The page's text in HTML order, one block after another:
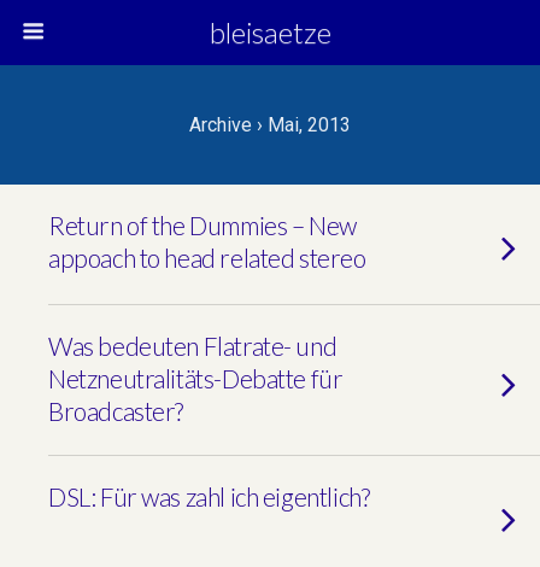
bleisaetze
Archive › Mai, 2013
Return of the Dummies – New
appoach to head related stereo
Was bedeuten Flatrate- und
Netzneutralitäts-Debatte für
Broadcaster?
DSL: Für was zahl ich eigentlich?